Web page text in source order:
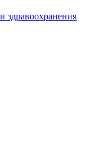
здравоохранения